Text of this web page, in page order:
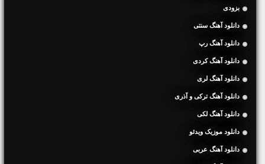
بزودی
دانلود آهنگ سنتی
دانلود آهنگ رپ
دانلود آهنگ کردی
دانلود آهنگ لری
دانلود آهنگ ترکی و آذری
دانلود آهنگ لکی
دانلود موزیک ویدئو
دانلود آهنگ عربی